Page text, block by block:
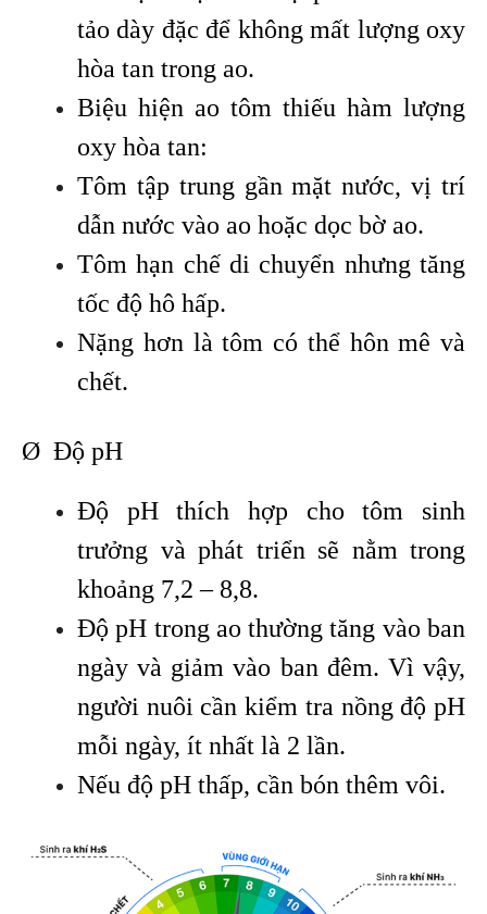
tảo dày đặc để không mất lượng oxy
hòa tan trong ao.
Biệu hiện ao tôm thiếu hàm lượng
oxy hòa tan:
Tôm tập trung gần mặt nước, vị trí
dẫn nước vào ao hoặc dọc bờ ao.
Tôm hạn chế di chuyển nhưng tăng
tốc độ hô hấp.
Nặng hơn là tôm có thể hôn mê và
chết.
Ø Độ pH
Độ pH thích hợp cho tôm sinh
trưởng và phát triển sẽ nằm trong
khoảng 7,2 – 8,8.
Độ pH trong ao thường tăng vào ban
ngày và giảm vào ban đêm. Vì vậy,
người nuôi cần kiểm tra nồng độ pH
mỗi ngày, ít nhất là 2 lần.
Nếu độ pH thấp, cần bón thêm vôi.